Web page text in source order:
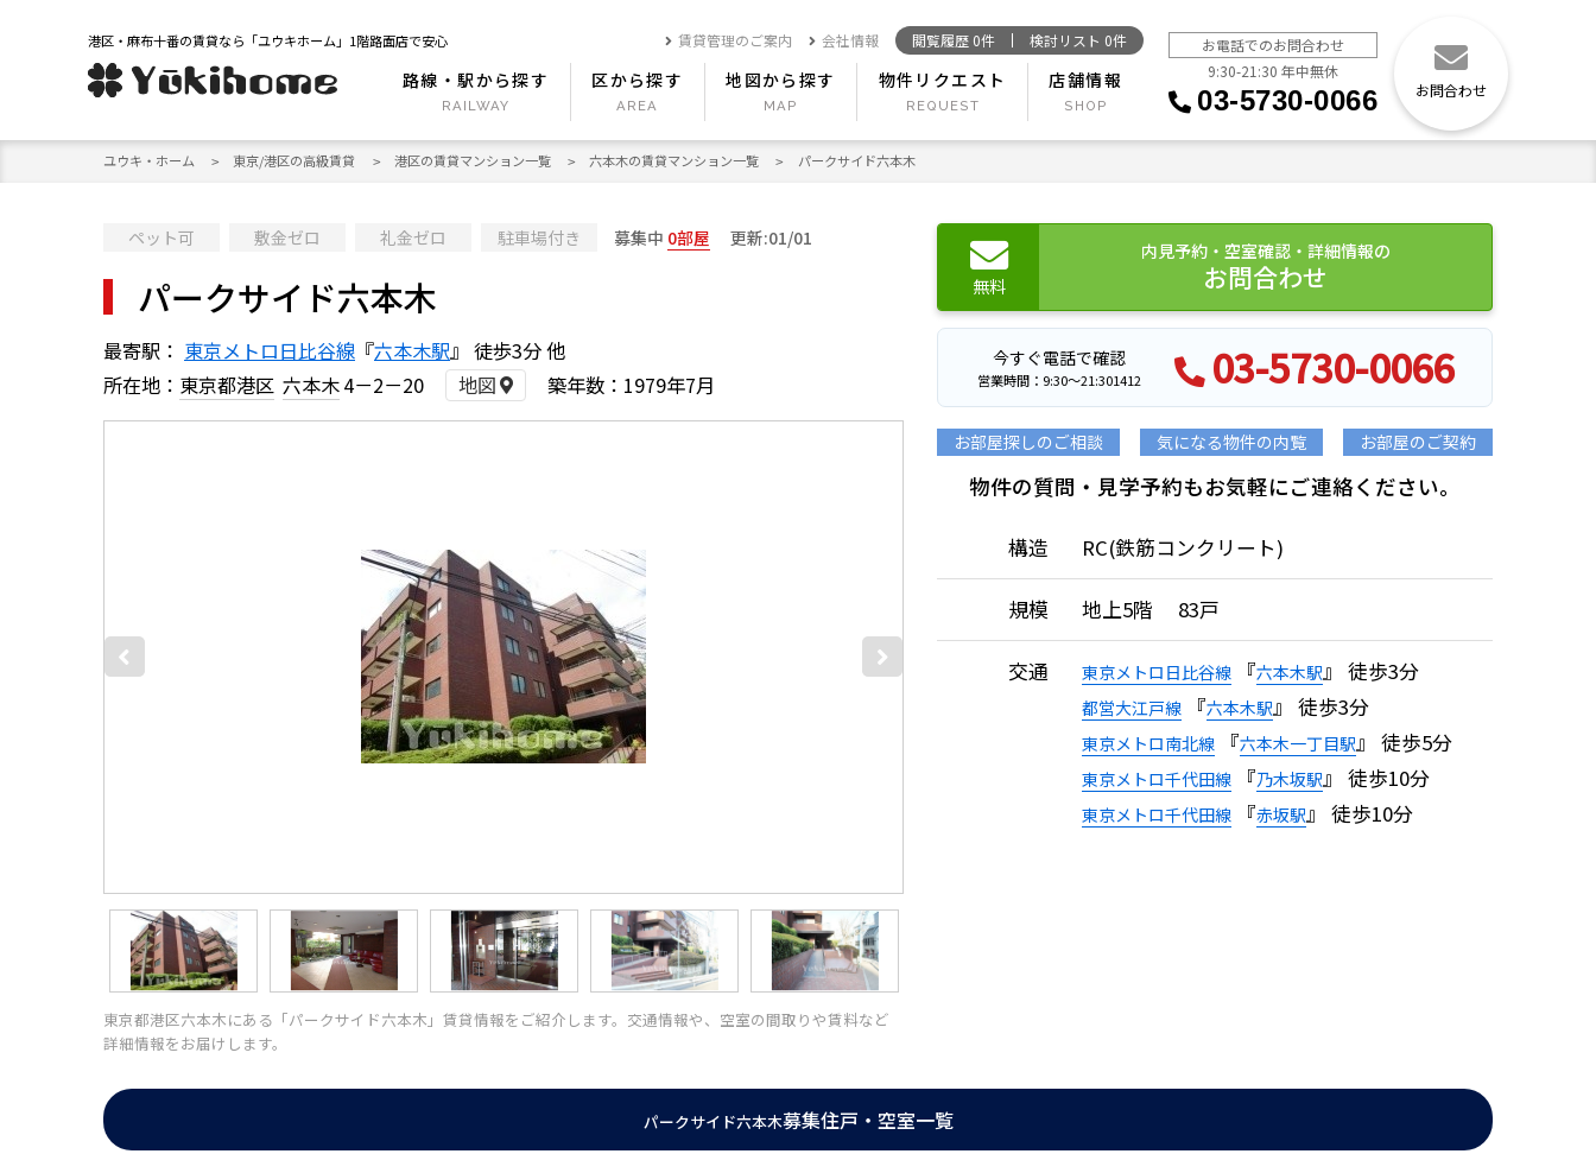
港区・麻布十番の賃貸なら「ユウキホーム」1階路面店で安心 賃貸管理のご案内 会社情報 閲覧履歴 0件 検討リスト 0件
路線・駅から探す 区から探す 地図から探す 物件リクエスト 店舗情報
お電話でのお問合わせ
9:30-21:30 年中無休
03-5730-0066 お問合わせ
ユウキ・ホーム 東京/港区の高級賃貸 港区の賃貸マンション一覧 六本木の賃貸マンション一覧 パークサイド六本木
ペット可 敷金ゼロ 礼金ゼロ 駐車場付き 募集中 0部屋 更新:01/01
パークサイド六本木
最寄駅： 東京メトロ日比谷線 『六本木駅』 徒歩3分 他
所在地： 東京都港区 六本木4－2－20 地図 築年数：1979年7月
無料
内見予約・空室確認・詳細情報の
お問合わせ
今すぐ電話で確認
営業時間：9:30〜21:301412 03-5730-0066
東京都港区六本木にある「パークサイド六本木」賃貸情報をご紹介します。交通情報や、空室の間取りや賃料など
詳細情報をお届けします。
お部屋探しのご相談 気になる物件の内覧 お部屋のご契約
物件の質問・見学予約もお気軽にご連絡ください。
構造 RC(鉄筋コンクリート)
規模 地上5階 83戸
交通 東京メトロ日比谷線『六本木駅』 徒歩3分
都営大江戸線『六本木駅』 徒歩3分
東京メトロ南北線『六本木一丁目駅』 徒歩5分
東京メトロ千代田線『乃木坂駅』 徒歩10分
東京メトロ千代田線『赤坂駅』 徒歩10分
パークサイド六本木募集住戸・空室一覧